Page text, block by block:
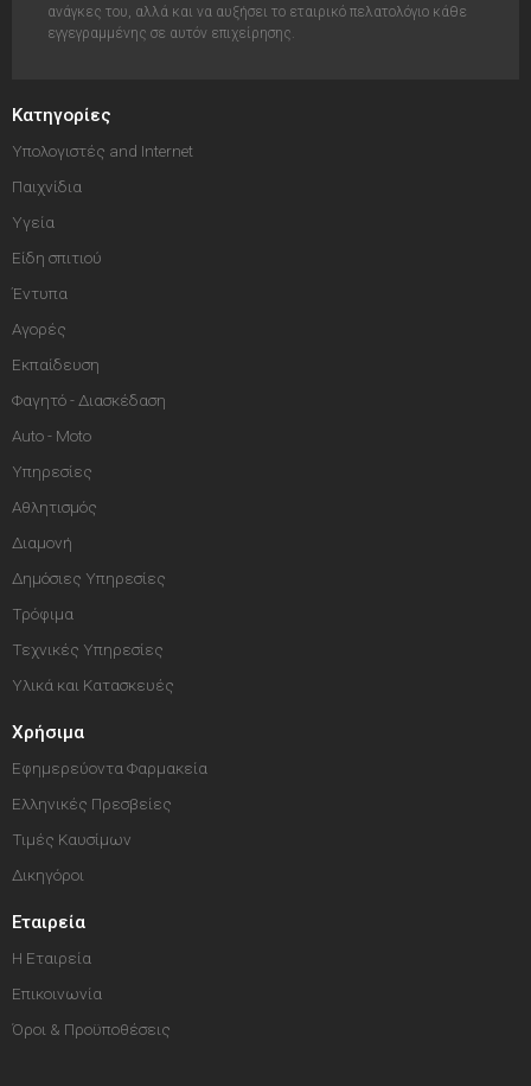
ανάγκες του, αλλά και να αυξήσει το εταιρικό πελατολόγιο κάθε
εγγεγραμμένης σε αυτόν επιχείρησης.
Κατηγορίες
Υπολογιστές and Internet
Παιχνίδια
Υγεία
Είδη σπιτιού
Έντυπα
Αγορές
Εκπαίδευση
Φαγητό - Διασκέδαση
Auto - Moto
Υπηρεσίες
Αθλητισμός
Διαμονή
Δημόσιες Υπηρεσίες
Τρόφιμα
Τεχνικές Υπηρεσίες
Υλικά και Κατασκευές
Χρήσιμα
Εφημερεύοντα Φαρμακεία
Ελληνικές Πρεσβείες
Τιμές Καυσίμων
Δικηγόροι
Εταιρεία
Η Εταιρεία
Επικοινωνία
Όροι & Προϋποθέσεις